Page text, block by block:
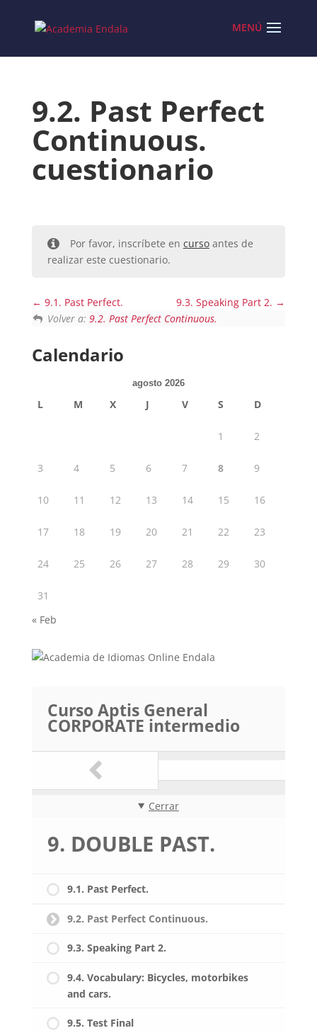
content
9.2. Past Perfect
Continuous.
cuestionario
Por favor, inscríbete en cursoantes de
realizar este cuestionario.
9.1. Past Perfect.
9.3. Speaking Part 2.
Volver a:9.2. Past Perfect Continuous.
Calendario
agosto 2026
L M X J V S D
1 2
3 4 5 6 7 8 9
10 11 12 13 14 15 16
17 18 19 20 21 22 23
24 25 26 27 28 29 30
31
« Feb
Curso Aptis General
CORPORATE intermedio
Cerrar
9. DOUBLE PAST.
9.1. Past Perfect.
9.2. Past Perfect Continuous.
9.3. Speaking Part 2.
9.4. Vocabulary: Bicycles, motorbikes
and cars.
9.5. Test Final